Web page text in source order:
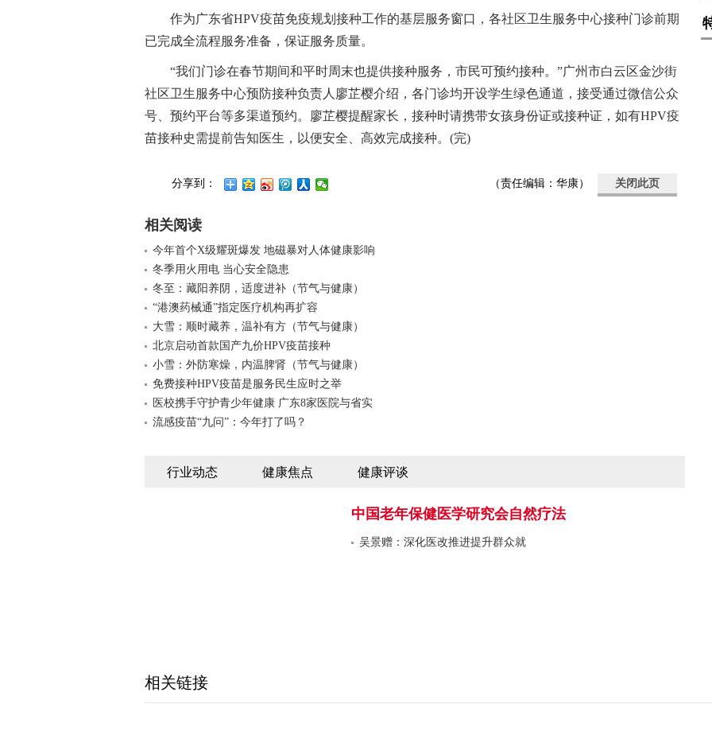
作为广东省HPV疫苗免疫规划接种工作的基层服务窗口，各社区卫生服务中心接种门诊前期
已完成全流程服务准备，保证服务质量。
“我们门诊在春节期间和平时周末也提供接种服务，市民可预约接种。”广州市白云区金沙街
社区卫生服务中心预防接种负责人廖芷樱介绍，各门诊均开设学生绿色通道，接受通过微信公众
号、预约平台等多渠道预约。廖芷樱提醒家长，接种时请携带女孩身份证或接种证，如有HPV疫
苗接种史需提前告知医生，以便安全、高效完成接种。(完)
分享到： 关闭此页
（责任编辑：华康）
相关阅读
今年首个X级耀斑爆发 地磁暴对人体健康影响
冬季用火用电 当心安全隐患
冬至：藏阳养阴，适度进补（节气与健康）
“港澳药械通”指定医疗机构再扩容
大雪：顺时藏养，温补有方（节气与健康）
北京启动首款国产九价HPV疫苗接种
小雪：外防寒燥，内温脾肾（节气与健康）
免费接种HPV疫苗是服务民生应时之举
医校携手守护青少年健康 广东8家医院与省实
流感疫苗“九问”：今年打了吗？
行业动态 健康焦点 健康评谈
中国老年保健医学研究会自然疗法
吴景赠：深化医改推进提升群众就
相关链接